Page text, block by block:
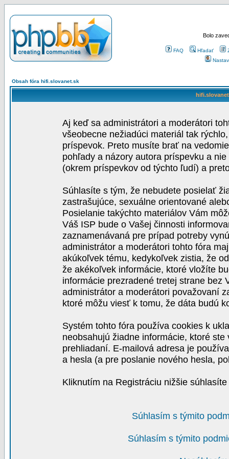
Bolo
FAQ Hľadať
Obsah fóra hifi.slovanet.sk
Aj keď sa administrátori a moderátori
všeobecne nežiadúci materiál tak
príspevok. Preto musíte brať na
pohľady a názory autora príspevku a
(okrem príspevkov od týchto ľudí) a
Súhlasíte s tým, že nebudete posielať
zastrašujúce, sexuálne orientované
Posielanie takýchto materiálov Vám
Váš ISP bude o Vašej činnosti
zaznamenávaná pre prípad potreby
administrátor a moderátori tohto fóra
akúkoľvek tému, kedykoľvek zistia, že
že akékoľvek informácie, ktoré vložíte
informácie prezradené tretej strane bez
administrátor a moderátori považovaní
ktoré môžu viesť k tomu, že dáta budú
Systém tohto fóra používa cookies k
neobsahujú žiadne informácie, ktoré
prehliadaní. E-mailová adresa je
a hesla (a pre poslanie nového hesla,
Kliknutím na Registráciu nižšie
Súhlasím s týmito
Súhlasím s týmito